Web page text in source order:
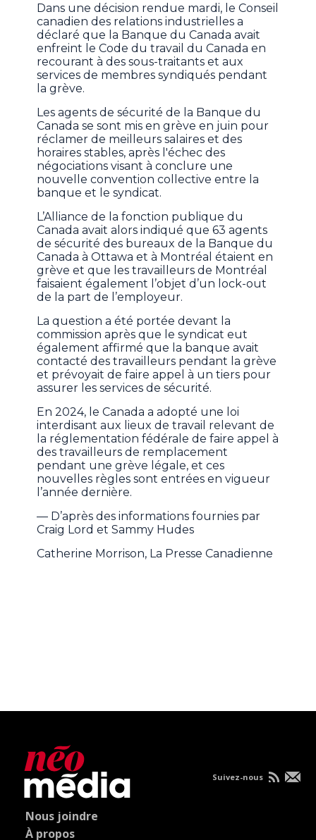
Dans une décision rendue mardi, le Conseil
canadien des relations industrielles a
déclaré que la Banque du Canada avait
enfreint le Code du travail du Canada en
recourant à des sous-traitants et aux
services de membres syndiqués pendant
la grève.
Les agents de sécurité de la Banque du
Canada se sont mis en grève en juin pour
réclamer de meilleurs salaires et des
horaires stables, après l'échec des
négociations visant à conclure une
nouvelle convention collective entre la
banque et le syndicat.
L’Alliance de la fonction publique du
Canada avait alors indiqué que 63 agents
de sécurité des bureaux de la Banque du
Canada à Ottawa et à Montréal étaient en
grève et que les travailleurs de Montréal
faisaient également l’objet d’un lock-out
de la part de l’employeur.
La question a été portée devant la
commission après que le syndicat eut
également affirmé que la banque avait
contacté des travailleurs pendant la grève
et prévoyait de faire appel à un tiers pour
assurer les services de sécurité.
En 2024, le Canada a adopté une loi
interdisant aux lieux de travail relevant de
la réglementation fédérale de faire appel à
des travailleurs de remplacement
pendant une grève légale, et ces
nouvelles règles sont entrées en vigueur
l’année dernière.
— D’après des informations fournies par
Craig Lord et Sammy Hudes
Catherine Morrison, La Presse Canadienne
Nous joindre
À propos
Suivez-nous